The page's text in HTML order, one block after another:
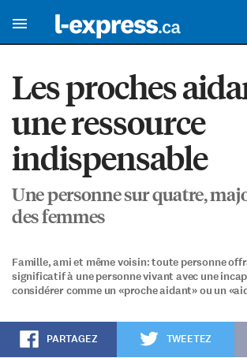
Les proches
une ressource
indispensable
Une personne sur quatre,
des femmes
Famille, ami et même voisin: toute personne
significatif à une personne vivant avec une
considérer comme un «proche aidant» ou un
PARTAGEZ TWEETEZ